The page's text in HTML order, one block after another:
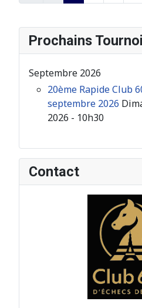
Prochains
Septembre 2026
20ème Rapide Club
septembre 2026
2026 - 10h30
Contact